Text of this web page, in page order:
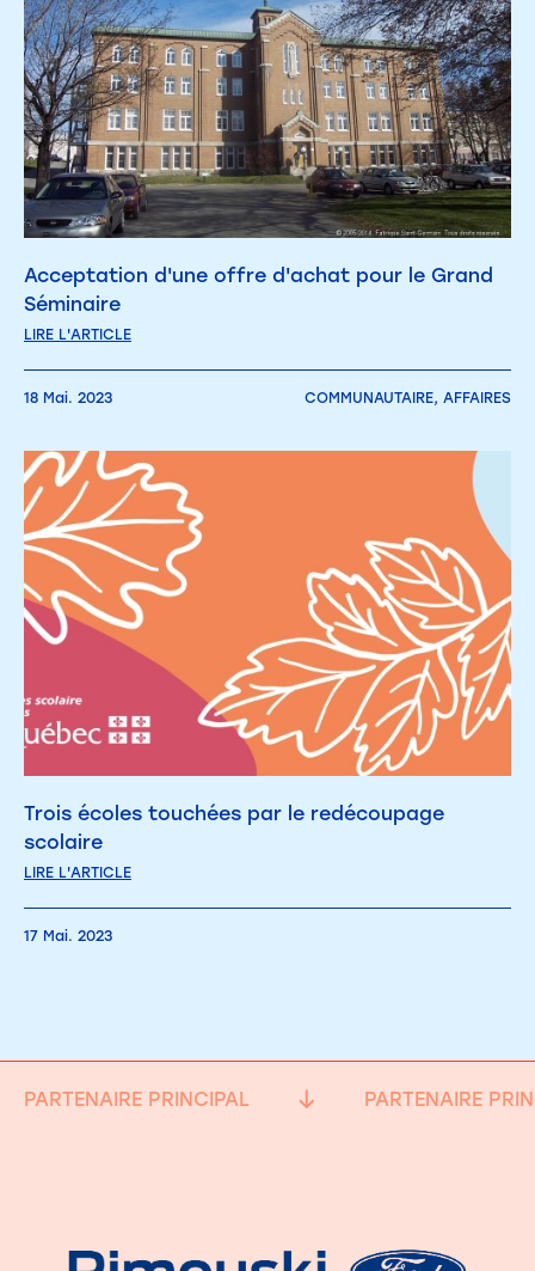
Acceptation d'une offre d'achat pour le Grand
Séminaire
LIRE L'ARTICLE
18 Mai. 2023 COMMUNAUTAIRE, AFFAIRES
Trois écoles touchées par le redécoupage
scolaire
LIRE L'ARTICLE
17 Mai. 2023
PARTENAIRE PRINCIPAL PARTENAIRE